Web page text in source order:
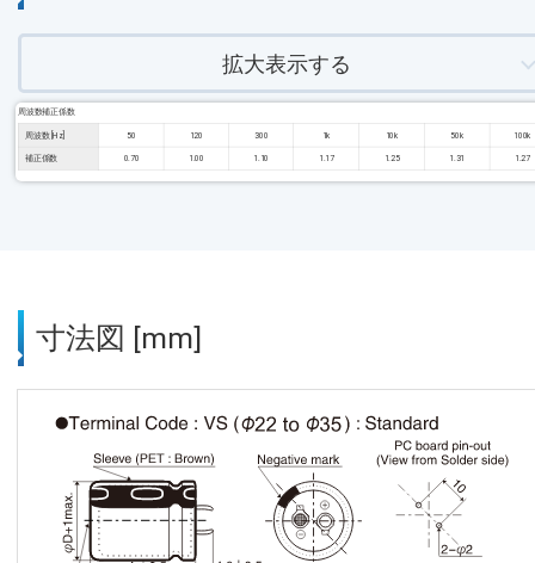
拡大表示する
周波数補正係数
周波数 [Hz] 50 120 300 1k 10k 50k 100k
補正係数 0.70 1.00 1.10 1.17 1.25 1.31 1.27
寸法図 [mm]